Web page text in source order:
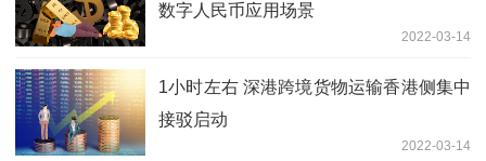
数字人民币应用场景
2022-03-14
1小时左右 深港跨境货物运输香港侧集中
接驳启动
2022-03-14